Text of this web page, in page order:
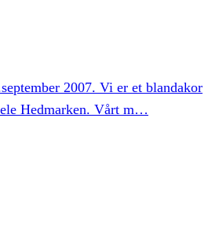
2007. Vi er et blandakor
Hedmarken. Vårt m…